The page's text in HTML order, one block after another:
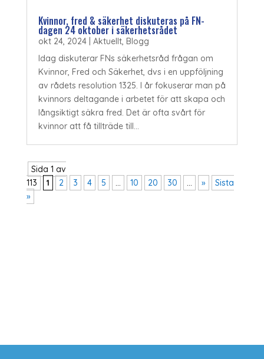
Kvinnor, fred & säkerhet diskuteras på FN-
dagen 24 oktober i säkerhetsrådet
okt 24, 2024| Aktuellt, Blogg
Idag diskuterar FNs säkerhetsråd frågan om
Kvinnor, Fred och Säkerhet, dvs i en uppföljning
av rådets resolution 1325. I år fokuserar man på
kvinnors deltagande i arbetet för att skapa och
långsiktigt säkra fred. Det är ofta svårt för
kvinnor att få tillträde till...
Sida 1 av
113
1 2 3 4 5 ... 10 20 30 ... »
Sista
»